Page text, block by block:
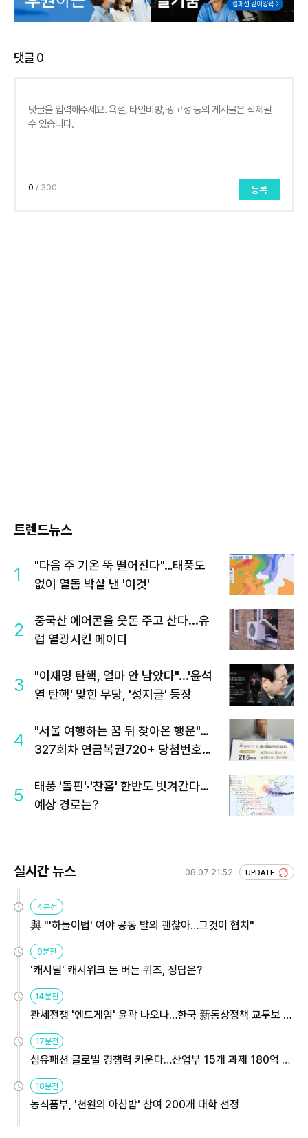
댓글0
0 / 300 등록
트렌드뉴스
1
"다음 주 기온 뚝 떨어진다"…태풍도
없이 열돔 박살 낸 '이것'
2
중국산 에어콘을 웃돈 주고 산다...유
럽 열광시킨 메이디
3
"이재명 탄핵, 얼마 안 남았다"...'윤석
열 탄핵' 맞힌 무당, '성지글' 등장
4
"서울 여행하는 꿈 뒤 찾아온 행운"…
327회차 연금복권720+ 당첨번호조
5
태풍 '돌핀'·'찬홈' 한반도 빗겨간다…
예상 경로는?
실시간 뉴스 08.07 21:52 UPDATE
4분전
與 "'하늘이법' 여야 공동 발의 괜찮아…그것이 협치"
9분전
'캐시딜' 캐시워크 돈 버는 퀴즈, 정답은?
14분전
관세전쟁 '엔드게임' 윤곽 나오나…한국 新통상정책 교두보 활
용해야
17분전
섬유패션 글로벌 경쟁력 키운다…산업부 15개 과제 180억 지
원
18분전
농식품부, '천원의 아침밥' 참여 200개 대학 선정